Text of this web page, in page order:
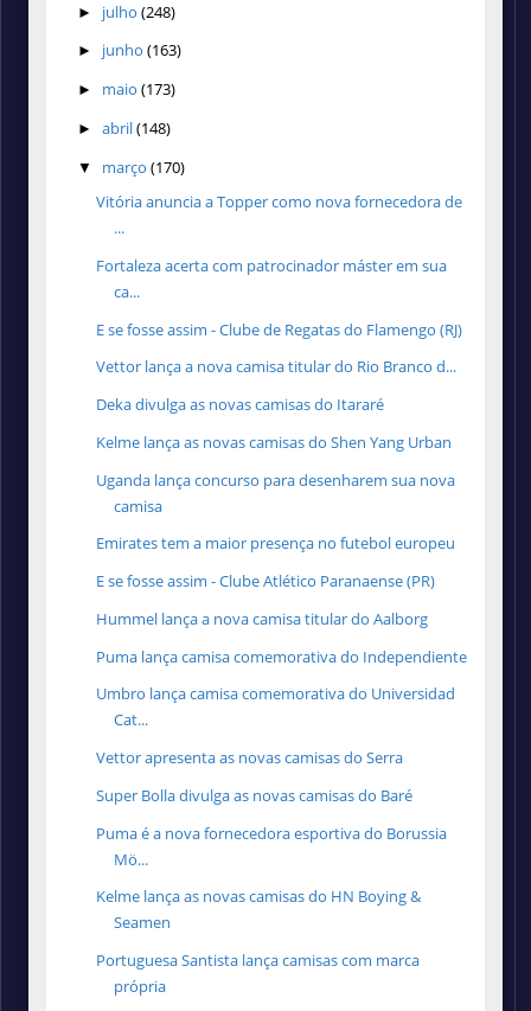
► julho (248)
► junho (163)
► maio (173)
► abril(148)
▼ março (170)
Vitória anuncia a Topper como nova fornecedora de
...
Fortaleza acerta com patrocinador máster em sua
ca...
E se fosse assim - Clube de Regatas do Flamengo (RJ)
Vettor lança a nova camisa titular do Rio Branco d...
Deka divulga as novas camisas do Itararé
Kelme lança as novas camisas do Shen Yang Urban
Uganda lança concurso para desenharem sua nova
camisa
Emirates tem a maior presença no futebol europeu
E se fosse assim - Clube Atlético Paranaense (PR)
Hummel lança a nova camisa titular do Aalborg
Puma lança camisa comemorativa do Independiente
Umbro lança camisa comemorativa do Universidad
Cat...
Vettor apresenta as novas camisas do Serra
Super Bolla divulga as novas camisas do Baré
Puma é a nova fornecedora esportiva do Borussia
Mö...
Kelme lança as novas camisas do HN Boying &
Seamen
Portuguesa Santista lança camisas com marca
própria